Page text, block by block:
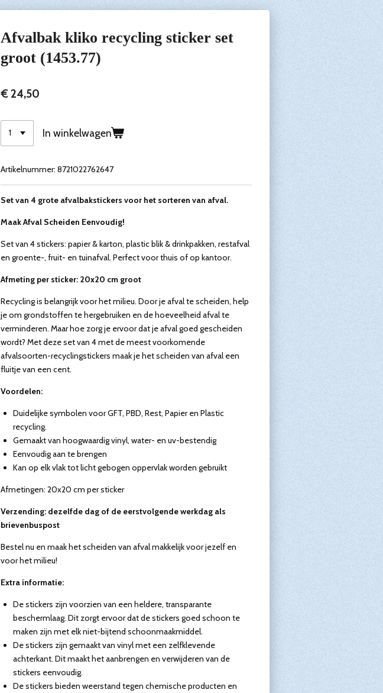
Afvalbak kliko recycling sticker set
groot (1453.77)
€ 24,50
In winkelwagen
Artikelnummer: 8721022762647
Set van 4 grote afvalbakstickers voor het sorteren van afval.
Maak Afval Scheiden Eenvoudig!
Set van 4 stickers: papier & karton, plastic blik & drinkpakken, restafval
en groente-, fruit- en tuinafval. Perfect voor thuis of op kantoor.
Afmeting per sticker: 20x20 cm groot
Recycling is belangrijk voor het milieu. Door je afval te scheiden, help
je om grondstoffen te hergebruiken en de hoeveelheid afval te
verminderen. Maar hoe zorg je ervoor dat je afval goed gescheiden
wordt? Met deze set van 4 met de meest voorkomende
afvalsoorten-recyclingstickers maak je het scheiden van afval een
fluitje van een cent.
Voordelen:
Duidelijke symbolen voor GFT, PBD, Rest, Papier en Plastic
recycling.
Gemaakt van hoogwaardig vinyl, water- en uv-bestendig
Eenvoudig aan te brengen
Kan op elk vlak tot licht gebogen oppervlak worden gebruikt
Afmetingen: 20x20 cm per sticker
Verzending: dezelfde dag of de eerstvolgende werkdag als
brievenbuspost
Bestel nu en maak het scheiden van afval makkelijk voor jezelf en
voor het milieu!
Extra informatie:
De stickers zijn voorzien van een heldere, transparante
beschermlaag. Dit zorgt ervoor dat de stickers goed schoon te
maken zijn met elk niet-bijtend schoonmaakmiddel.
De stickers zijn gemaakt van vinyl met een zelfklevende
achterkant. Dit maakt het aanbrengen en verwijderen van de
stickers eenvoudig.
De stickers bieden weerstand tegen chemische producten en